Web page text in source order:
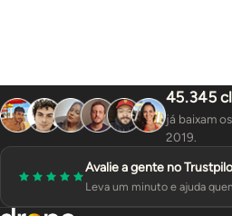
45.345
já baixam
2019.
Avalie a gente no
Leva um minuto e ajuda